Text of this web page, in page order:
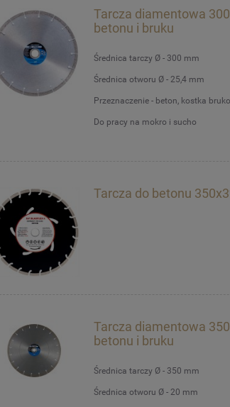
Tarcza diamentowa
betonu i bruku
Średnica tarczy Ø - 300 mm
Średnica otworu Ø - 25,4 mm
Przeznaczenie - beton, kostka
Do pracy na mokro i sucho
Tarcza do betonu
Tarcza diamentowa
betonu i bruku
Średnica tarczy Ø - 350 mm
Średnica otworu Ø - 20 mm